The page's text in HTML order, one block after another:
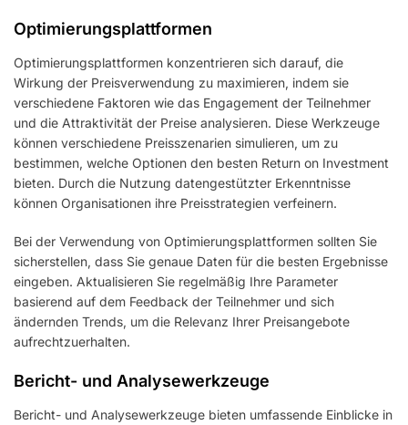
Optimierungsplattformen
Optimierungsplattformen konzentrieren sich darauf, die
Wirkung der Preisverwendung zu maximieren, indem sie
verschiedene Faktoren wie das Engagement der Teilnehmer
und die Attraktivität der Preise analysieren. Diese Werkzeuge
können verschiedene Preisszenarien simulieren, um zu
bestimmen, welche Optionen den besten Return on Investment
bieten. Durch die Nutzung datengestützter Erkenntnisse
können Organisationen ihre Preisstrategien verfeinern.
Bei der Verwendung von Optimierungsplattformen sollten Sie
sicherstellen, dass Sie genaue Daten für die besten Ergebnisse
eingeben. Aktualisieren Sie regelmäßig Ihre Parameter
basierend auf dem Feedback der Teilnehmer und sich
ändernden Trends, um die Relevanz Ihrer Preisangebote
aufrechtzuerhalten.
Bericht- und Analysewerkzeuge
Bericht- und Analysewerkzeuge bieten umfassende Einblicke in